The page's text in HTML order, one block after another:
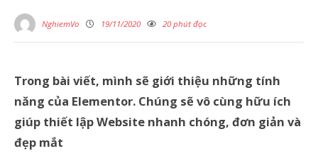
NghiemVo 19/11/2020 20 phút đọc
Trong bài viết, mình sẽ giới thiệu những tính
năng của Elementor. Chúng sẽ vô cùng hữu ích
giúp thiết lập Website nhanh chóng, đơn giản và
đẹp mắt